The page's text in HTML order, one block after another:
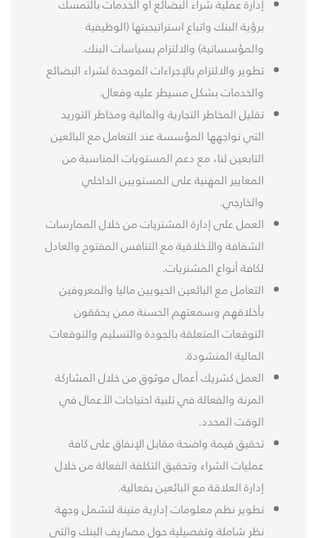
برؤية البنك واتباع استراتيجيتها (الوظيفية
والمؤسساتية) والالتزام بسياسات البنك.
تطوير والالتزام بالإجراءات الموحدة لشراء البضائع
والخدمات بشكل مسيطر عليه وفعال.
تقليل المخاطر التجارية والمالية ومخاطر التوريد
التي تواجهها المؤسسة عند التعامل مع البائعين
التابعين لنا، مع دعم المستويات المناسبة من
المعايير المهنية على المستويين الداخلي
والخارجي.
العمل على إدارة المشتريات من خلال الممارسات
الشفافة والأخلاقية مع التنافس المفتوح والعادل
لكافة أنواع المشتريات.
التعامل مع البائعين الحيويين ماليا والمعروفين
بأخلاقهم وسمعتهم الحسنة ممن يحققون
التوقعات المتعلقة بالجودة والتسليم والتوقعات
المالية المنشودة.
العمل كشريك أعمال موثوق من خلال المشاركة
المرنة والفعالة في تلبية احتياجات الأعمال في
الوقت المحدد.
تحقيق قيمة واضحة مقابل الإنفاق على كافة
عمليات الشراء وتحقيق التكلفة الفعالة من خلال
إدارة العلاقة مع البائعين بفعالية.
تطوير نظم معلومات إدارية متينة لتشمل وجهة
نظر شاملة وتفصيلية حول مصاريف البنك والتي